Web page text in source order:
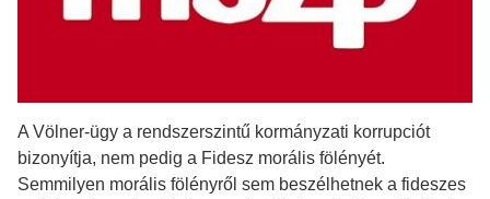
A Völner-ügy a rendszerszintű kormányzati korrupciót
bizonyítja, nem pedig a Fidesz morális fölényét.
Semmilyen morális fölényről sem beszélhetnek a fideszes